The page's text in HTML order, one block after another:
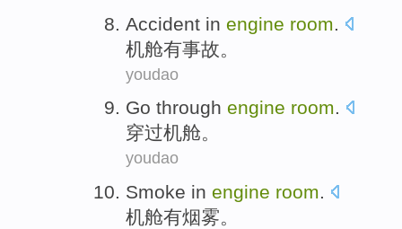
Accident in engine room
机舱有事故 。
youdao
Go through engine room.
穿过机舱。
youdao
Smoke in engine room.
机舱有烟雾。